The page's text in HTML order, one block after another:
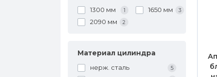
1300 мм 1 1650 мм 3
2090 мм 2
Материал цилиндра
нерж. сталь 5